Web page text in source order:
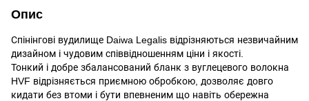
Опис
Спінінгові вудилище Daiwa Legalis відрізняються незвичайним
дизайном і чудовим співвідношенням ціни і якості.
Тонкий і добре збалансований бланк з вуглецевого волокна
HVF відрізняється приємною обробкою, дозволяє довго
кидати без втоми і бути впевненим що навіть обережна